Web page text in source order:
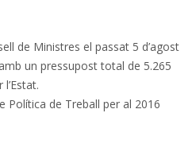
de Ministres el passat 5 d’agost
un pressupost total de 5.265
Política de Treball per al 2016